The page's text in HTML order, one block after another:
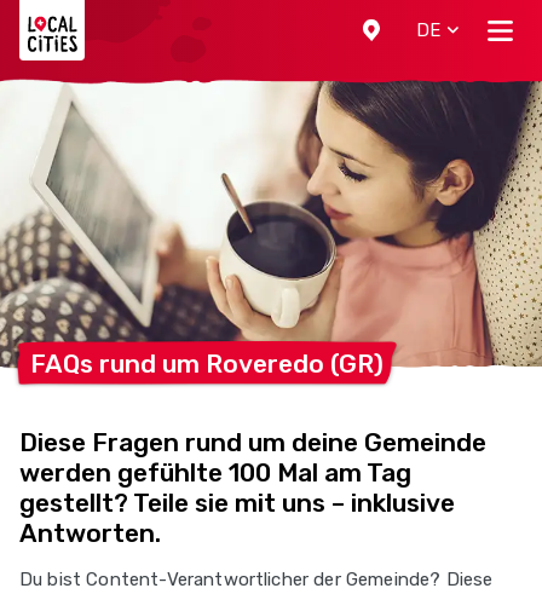
DE
FAQs rund um Roveredo (GR)
Diese Fragen rund um deine Gemeinde
werden gefühlte 100 Mal am Tag
gestellt? Teile sie mit uns – inklusive
Antworten.
Du bist Content-Verantwortlicher der Gemeinde? Diese